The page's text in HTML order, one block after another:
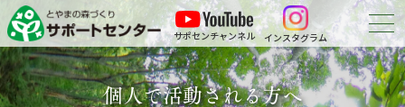
サポセンチャンネル インスタグラム
森づくりについて
個人で活動される方へ